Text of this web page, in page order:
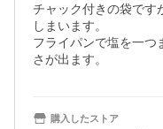
チャック付きの袋です
しまいます。
フライパンで塩を一つ
さが出ます。
購入したストア